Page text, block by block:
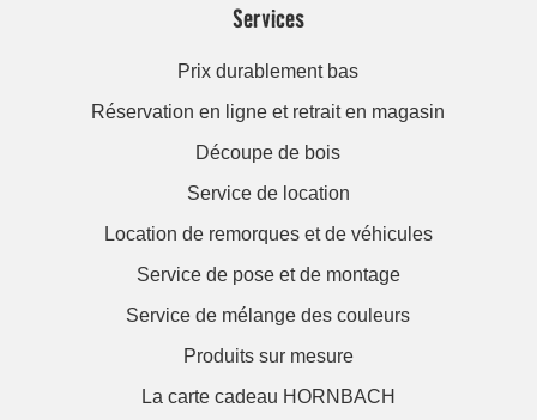
Services
Prix durablement bas
Réservation en ligne et retrait en magasin
Découpe de bois
Service de location
Location de remorques et de véhicules
Service de pose et de montage
Service de mélange des couleurs
Produits sur mesure
La carte cadeau HORNBACH